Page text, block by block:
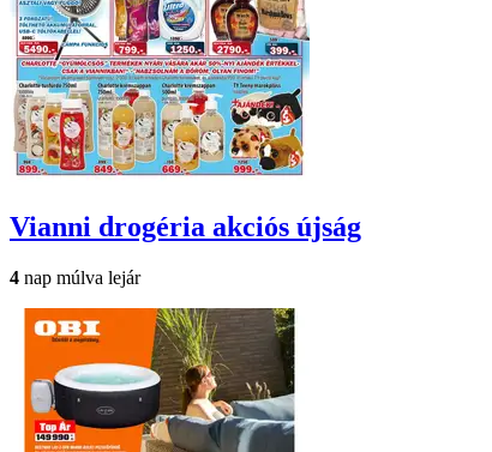
Vianni drogéria akciós újság
4 nap múlva lejár